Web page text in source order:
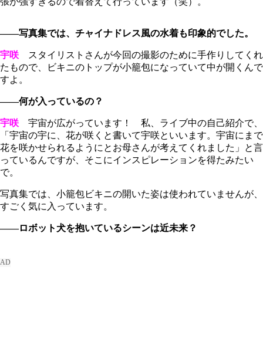
――写真集では、チャイナドレス風の水着も印象的でした。
宇咲 スタイリストさんが今回の撮影のために手作りしてくれ
たもので、ビキニのトップが小籠包になっていて中が開くんで
すよ。
――何が入っているの？
宇咲 宇宙が広がっています！ 私、ライブ中の自己紹介で、
「宇宙の宇に、花が咲くと書いて宇咲といいます。宇宙にまで
花を咲かせられるようにとお母さんが考えてくれました」と言
っているんですが、そこにインスピレーションを得たみたい
で。
写真集では、小籠包ビキニの開いた姿は使われていませんが、
すごく気に入っています。
――ロボット犬を抱いているシーンは近未来？